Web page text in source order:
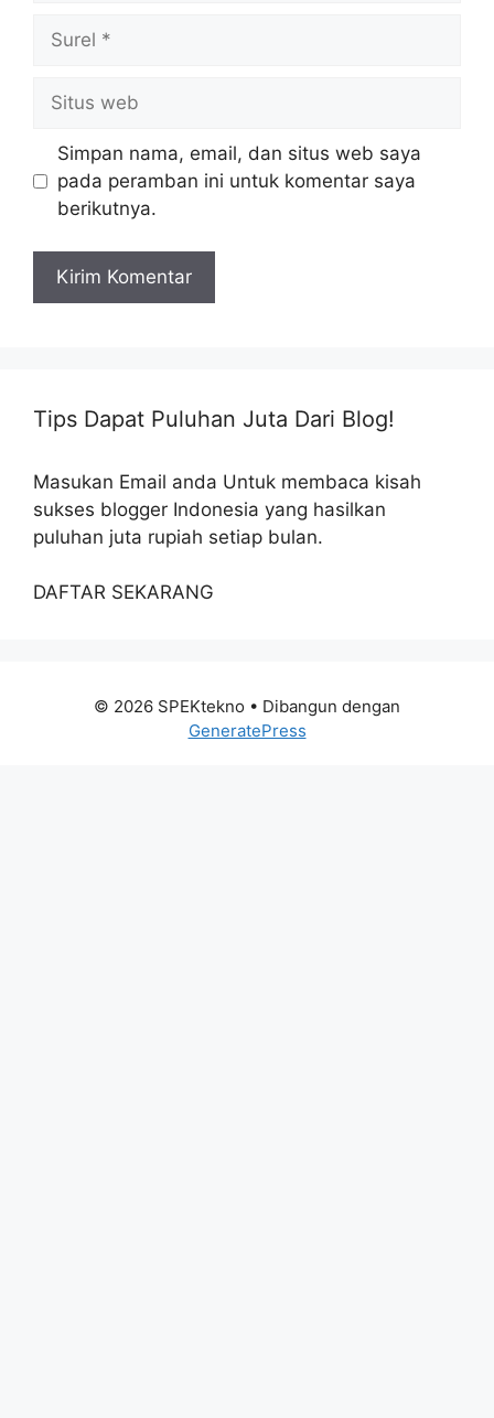
Surel
Situs
web
Simpan nama, email, dan situs web saya
pada peramban ini untuk komentar saya
berikutnya.
Tips Dapat Puluhan Juta Dari Blog!
Masukan Email anda Untuk membaca kisah
sukses blogger Indonesia yang hasilkan
puluhan juta rupiah setiap bulan.
DAFTAR SEKARANG
© 2026 SPEKtekno • Dibangun dengan
GeneratePress